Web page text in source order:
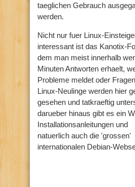
taeglichen Gebrauch
werden.
Nicht nur fuer Linux-
interessant ist das Kanotix-
dem man meist innerhalb
Minuten Antworten erhaelt,
Probleme meldet oder
Linux-Neulinge werden hier
gesehen und tatkraeftig
darueber hinaus gibt es ein
Installationsanleitungen und
natuerlich auch die 'grossen'
internationalen Debian-